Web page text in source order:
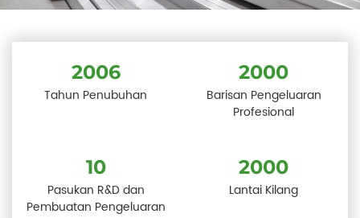
2006
Tahun Penubuhan
2000
Barisan Pengeluaran
Profesional
10
Pasukan R&D dan
Pembuatan Pengeluaran
2000
Lantai Kilang